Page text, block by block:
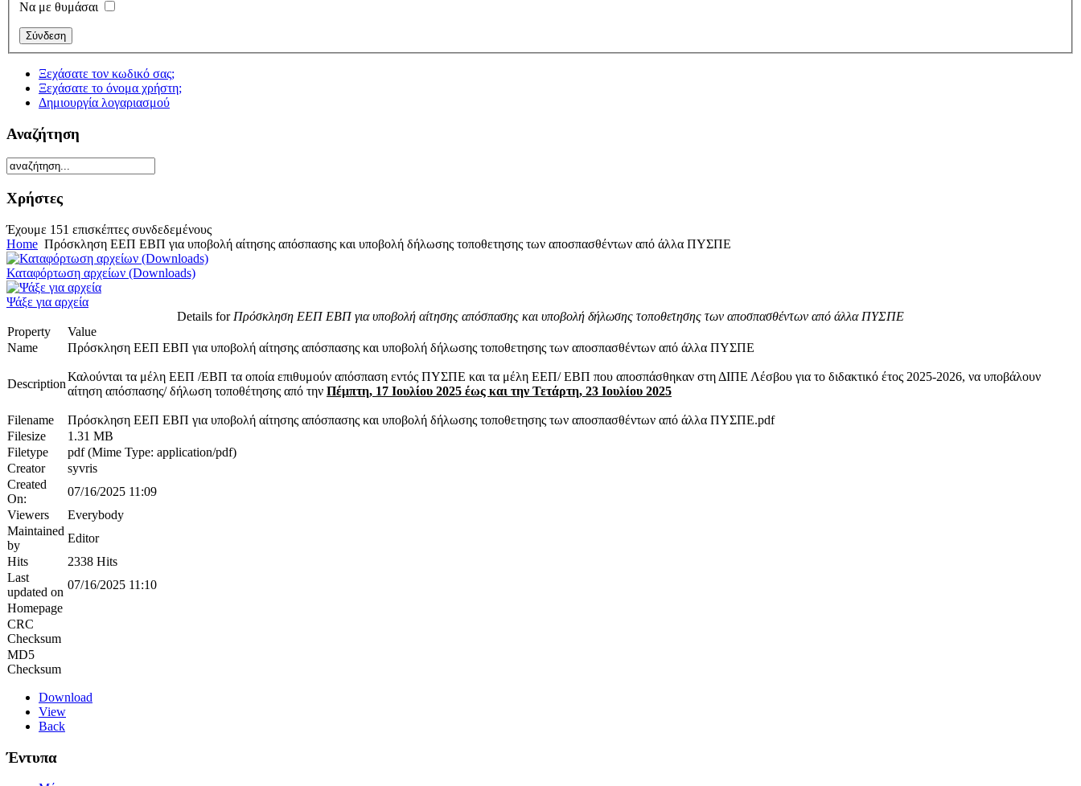
Να με θυμάσαι
Ξεχάσατε τον κωδικό σας;
Ξεχάσατε το όνομα χρήστη;
Δημιουργία λογαριασμού
Αναζήτηση
Χρήστες
Έχουμε 151 επισκέπτες συνδεδεμένους
Home Πρόσκληση ΕΕΠ ΕΒΠ για υποβολή αίτησης απόσπασης και υποβολή δήλωσης τοποθετησης των αποσπασθέντων από άλλα ΠΥΣΠΕ
Καταφόρτωση αρχείων (Downloads)
Ψάξε για αρχεία
Details forΠρόσκληση ΕΕΠ ΕΒΠ για υποβολή αίτησης απόσπασης και υποβολή δήλωσης τοποθετησης των αποσπασθέντων από άλλα ΠΥΣΠΕ
Property
Value
Name
Πρόσκληση ΕΕΠ ΕΒΠ για υποβολή αίτησης απόσπασης και υποβολή δήλωσης τοποθετησης των αποσπασθέντων από άλλα ΠΥΣΠΕ
Description
Καλούνται τα μέλη ΕΕΠ /ΕΒΠ τα οποία επιθυμούν απόσπαση εντός ΠΥΣΠΕ και τα μέλη ΕΕΠ/ ΕΒΠ που αποσπάσθηκαν στη ΔΙΠΕ Λέσβου για το διδακτικό έτος 2025-2026, να υποβάλουν
αίτηση απόσπασης/ δήλωση τοποθέτησης από την Πέμπτη, 17 Ιουλίου 2025 έως και την Τετάρτη, 23 Ιουλίου 2025
Filename
Πρόσκληση ΕΕΠ ΕΒΠ για υποβολή αίτησης απόσπασης και υποβολή δήλωσης τοποθετησης των αποσπασθέντων από άλλα ΠΥΣΠΕ.pdf
Filesize
1.31 MB
Filetype
pdf (Mime Type: application/pdf)
Creator
syvris
Created
On:
07/16/2025 11:09
Viewers
Everybody
Maintained
by
Editor
Hits
2338 Hits
Last
updated on
07/16/2025 11:10
Homepage
CRC
Checksum
MD5
Checksum
Download
View
Back
Έντυπα